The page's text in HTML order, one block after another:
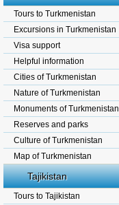
Tours to Turkmenistan
Excursions in Turkmenistan
Visa support
Helpful information
Cities of Turkmenistan
Nature of Turkmenistan
Monuments of Turkmenistan
Reserves and parks
Culture of Turkmenistan
Map of Turkmenistan
Tajikistan
Tours to Tajikistan